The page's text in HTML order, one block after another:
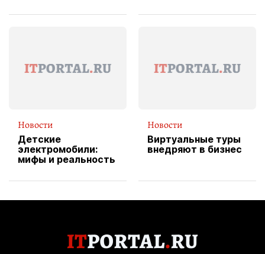
вводит
Новости
Детские
электромобили:
мифы и реальность
Новости
Виртуальные туры
внедряют в бизнес